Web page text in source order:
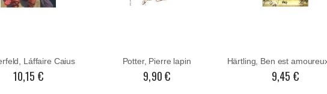
Láffaire Caius
10,15 €
Potter, Pierre lapin
9,90 € 9,45 €